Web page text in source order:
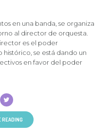
en una banda, se organiza
al director de orquesta.
es el poder
se está dando un
en favor del poder
READING